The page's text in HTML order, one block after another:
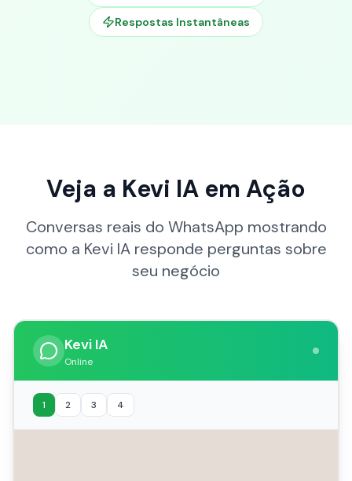
Respostas Instantâneas
Veja a Kevi IA em Ação
Conversas reais do WhatsApp mostrando
como a Kevi IA responde perguntas sobre
seu negócio
Kevi IA
Online
1 2 3 4